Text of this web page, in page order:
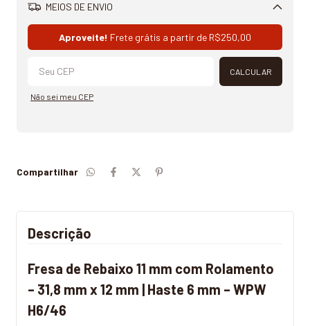
MEIOS DE ENVIO
Aproveite! Frete grátis a partir de R$250,00
CALCULAR
Não sei meu CEP
Compartilhar
Descrição
Fresa de Rebaixo 11 mm com Rolamento
– 31,8 mm x 12 mm | Haste 6 mm – WPW
H6/46